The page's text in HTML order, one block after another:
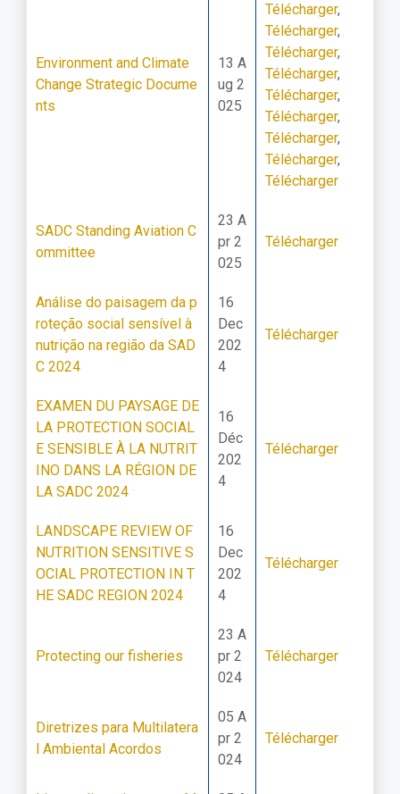
Environment and Climate
Change Strategic Docume
nts
13 A
ug 2
025
Télécharger,
Télécharger,
Télécharger,
Télécharger,
Télécharger,
Télécharger,
Télécharger,
Télécharger,
Télécharger
SADC Standing Aviation C
ommittee
23 A
pr 2
025
Télécharger
Análise do paisagem da p
roteção social sensível à
nutrição na região da SAD
C 2024
16
Dec
202
4
Télécharger
EXAMEN DU PAYSAGE DE
LA PROTECTION SOCIAL
E SENSIBLE À LA NUTRIT
INO DANS LA RÉGION DE
LA SADC 2024
16
Déc
202
4
Télécharger
LANDSCAPE REVIEW OF
NUTRITION SENSITIVE S
OCIAL PROTECTION IN T
HE SADC REGION 2024
16
Dec
202
4
Télécharger
Protecting our fisheries
23 A
pr 2
024
Télécharger
Diretrizes para Multilatera
l Ambiental Acordos
05 A
pr 2
024
Télécharger